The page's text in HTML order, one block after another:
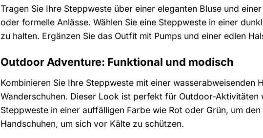
Tragen Sie Ihre Steppweste über einer eleganten Bluse und
oder formelle Anlässe. Wählen Sie eine Steppweste in einer
zu halten. Ergänzen Sie das Outfit mit Pumps und einer edlen
Outdoor Adventure: Funktional und modisch
Kombinieren Sie Ihre Steppweste mit einer
Wanderschuhen. Dieser Look ist perfekt für Outdoor-Aktivitäten
Steppweste in einer auffälligen Farbe wie Rot oder Grün, um
Handschuhen, um sich vor Kälte zu schützen.